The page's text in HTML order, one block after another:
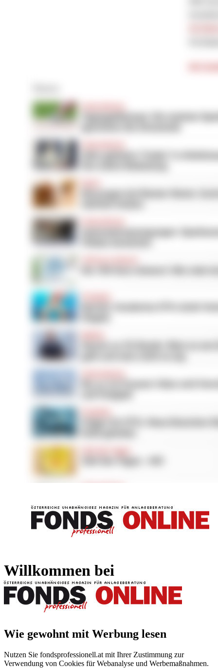
Willkommen bei
Wie gewohnt mit Werbung lesen
Nutzen Sie fondsprofessionell.at mit Ihrer Zustimmung zur
Verwendung von Cookies für Webanalyse und Werbemaßnahmen.